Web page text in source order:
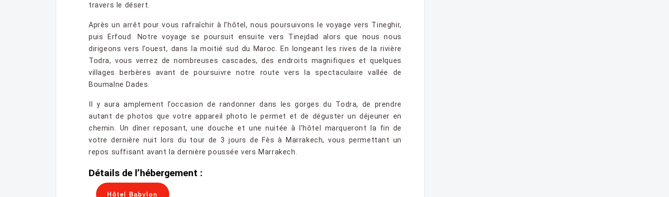
travers le désert.
Après un arrêt pour vous rafraîchir à l’hôtel, nous poursuivons le voyage vers Tineghir,
puis Erfoud. Notre voyage se poursuit ensuite vers Tinejdad alors que nous nous
dirigeons vers l’ouest, dans la moitié sud du Maroc. En longeant les rives de la rivière
Todra, vous verrez de nombreuses cascades, des endroits magnifiques et quelques
villages berbères avant de poursuivre notre route vers la spectaculaire vallée de
Boumalne Dades.
Il y aura amplement l’occasion de randonner dans les gorges du Todra, de prendre
autant de photos que votre appareil photo le permet et de déguster un déjeuner en
chemin. Un dîner reposant, une douche et une nuitée à l’hôtel marqueront la fin de
votre dernière nuit lors du tour de 3 jours de Fès à Marrakech, vous permettant un
repos suffisant avant la dernière poussée vers Marrakech.
Détails de l’hébergement :
Hôtel Babylon